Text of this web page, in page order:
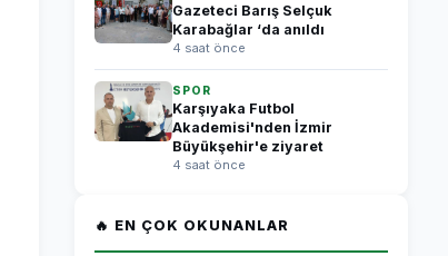
Gazeteci Barış Selçuk
Karabağlar ‘da anıldı
4 saat önce
SPOR
Karşıyaka Futbol
Akademisi'nden İzmir
Büyükşehir'e ziyaret
4 saat önce
🔥 EN ÇOK OKUNANLAR